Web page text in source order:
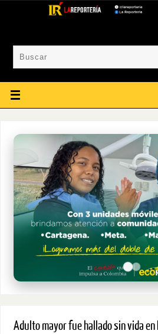
Adulto mayor fue hallado sin vida en